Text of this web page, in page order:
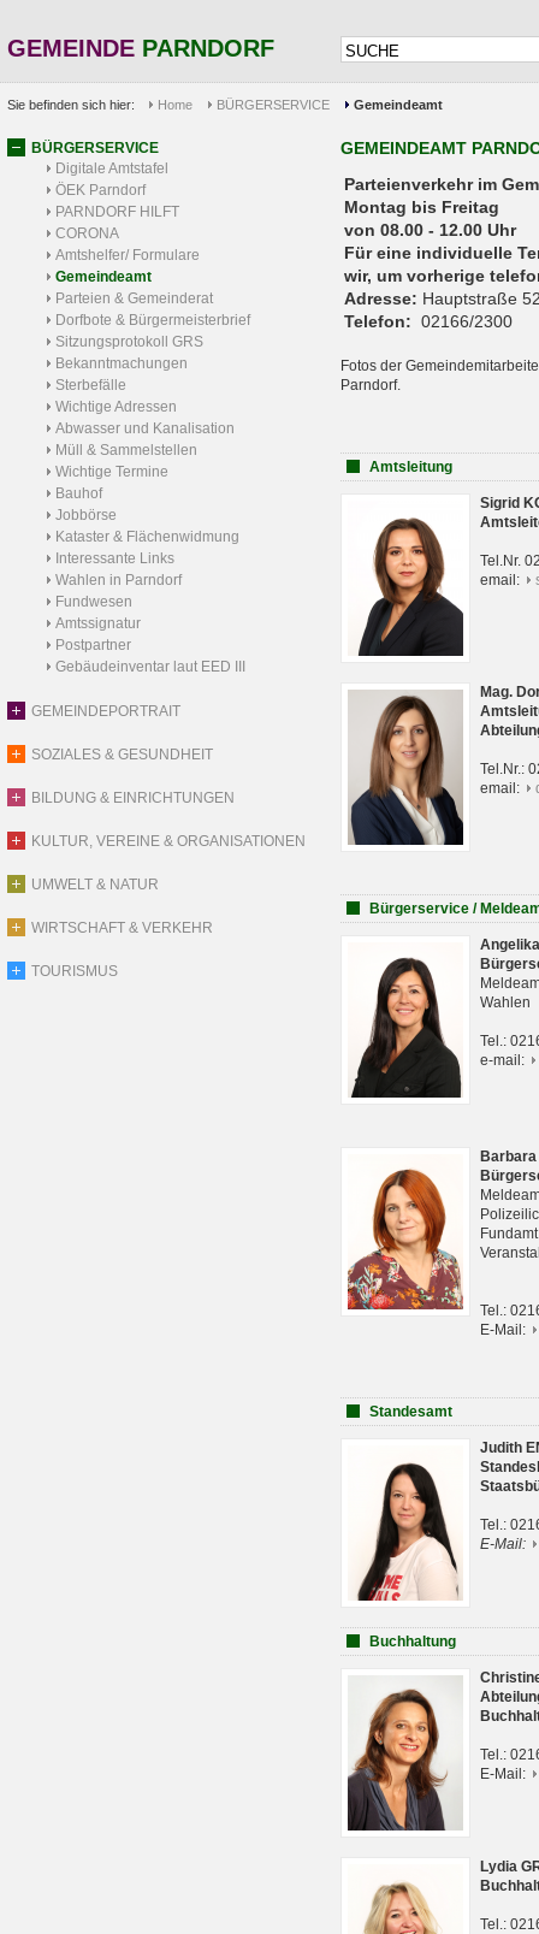
GEMEINDE PARNDORF
Sie befinden sich hier: Home BÜRGERSERVICE Gemeindeamt
BÜRGERSERVICE
Digitale Amtstafel
ÖEK Parndorf
PARNDORF HILFT
CORONA
Amtshelfer/ Formulare
Gemeindeamt
Parteien & Gemeinderat
Dorfbote & Bürgermeisterbrief
Sitzungsprotokoll GRS
Bekanntmachungen
Sterbefälle
Wichtige Adressen
Abwasser und Kanalisation
Müll & Sammelstellen
Wichtige Termine
Bauhof
Jobbörse
Kataster & Flächenwidmung
Interessante Links
Wahlen in Parndorf
Fundwesen
Amtssignatur
Postpartner
Gebäudeinventar laut EED III
GEMEINDEPORTRAIT
SOZIALES & GESUNDHEIT
BILDUNG & EINRICHTUNGEN
KULTUR, VEREINE & ORGANISATIONEN
UMWELT & NATUR
WIRTSCHAFT & VERKEHR
TOURISMUS
GEMEINDEAMT
Parteienverkehr
Montag bis Freitag
von 08.00 - 12.00 Uhr
Für eine individuelle
wir, um vorherige
Adresse: Hauptstraße
Telefon: 02166/2300
Fotos der
Parndorf.
Amtsleitung
Sigrid
Tel.Nr.
email:
Mag.
Tel.Nr.:
email:
Bürgerservice /
Wahlen
Tel.:
e-mail:
Tel.:
E-Mail:
Standesamt
Judith
Tel.:
E-Mail:
Buchhaltung
Tel.:
E-Mail:
Lydia
Tel.: